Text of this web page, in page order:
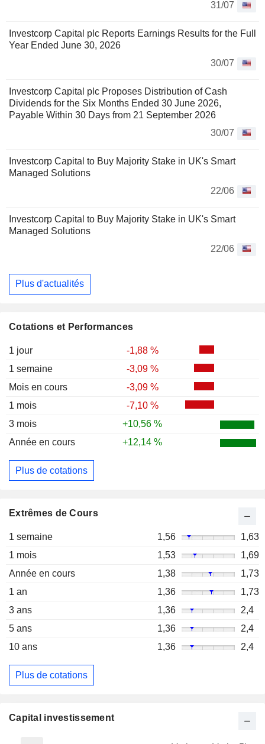
31/07
Investcorp Capital plc Reports Earnings Results for the Full
Year Ended June 30, 2026
30/07
Investcorp Capital plc Proposes Distribution of Cash
Dividends for the Six Months Ended 30 June 2026,
Payable Within 30 Days from 21 September 2026
30/07
Investcorp Capital to Buy Majority Stake in UK's Smart
Managed Solutions
22/06
Investcorp Capital to Buy Majority Stake in UK's Smart
Managed Solutions
22/06
Plus d'actualités
Cotations et Performances
1 jour
-1,88 %
1 semaine
-3,09 %
Mois en cours
-3,09 %
1 mois
-7,10 %
3 mois
+10,56 %
Année en cours
+12,14 %
Plus de cotations
Extrêmes de Cours
1 semaine 1,56
1,63
1 mois
1,53
1,69
Année en cours
1,38
1,73
1 an
1,36
1,73
3 ans
1,36
2,4
5 ans
1,36
2,4
10 ans
1,36 2,4
Plus de cotations
Capital investissement